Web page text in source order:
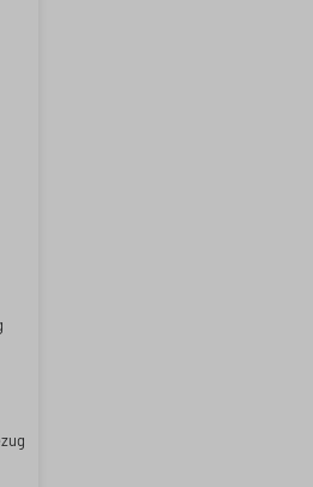
von 5 von 5 Sternen